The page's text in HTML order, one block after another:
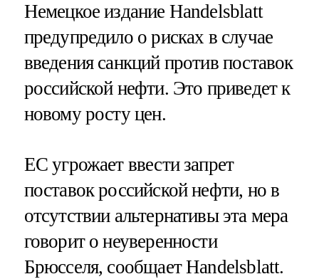
Немецкое издание Handelsblatt
предупредило о рисках в случае
введения санкций против поставок
российской нефти. Это приведет к
новому росту цен.
ЕС угрожает ввести запрет
поставок российской нефти, но в
отсутствии альтернативы эта мера
говорит о неуверенности
Брюсселя, сообщает Handelsblatt.